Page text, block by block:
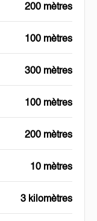
200 mètres
100 mètres
300 mètres
100 mètres
200 mètres
10 mètres
3 kilomètres